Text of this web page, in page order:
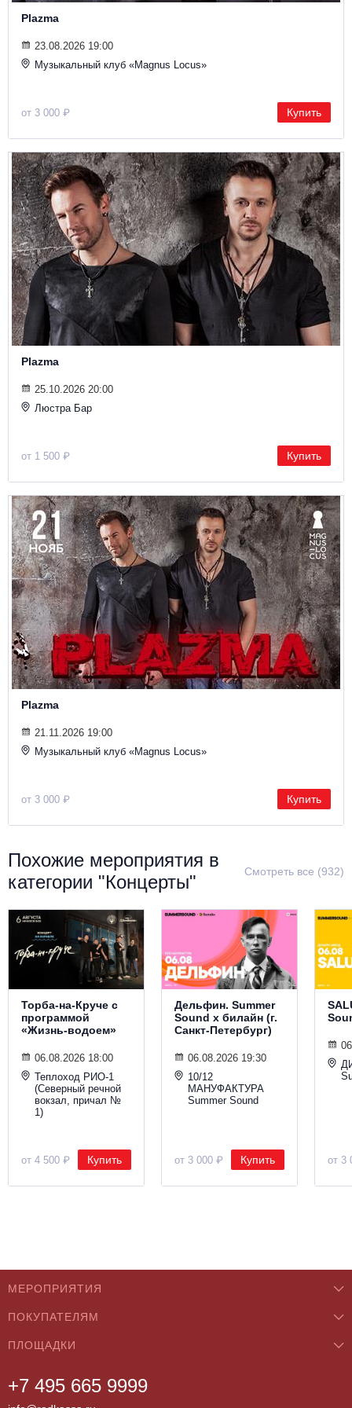
Plazma
23.08.2026 19:00
Музыкальный клуб «Magnus Locus»
от 3 000 ₽ Купить
Plazma
25.10.2026 20:00
Люстра Бар
от 1 500 ₽ Купить
Plazma
21.11.2026 19:00
Музыкальный клуб «Magnus Locus»
от 3 000 ₽ Купить
Похожие мероприятия в
категории "Концерты"
Смотреть все (932)
Торба-на-Круче с
программой
«Жизнь-водоем»
06.08.2026 18:00
Теплоход РИО-1
(Северный речной
вокзал, причал №
1)
от 4 500 ₽ Купить
Дельфин. Summer
Sound х билайн (г.
Санкт-Петербург)
06.08.2026 19:30
10/12
МАНУФАКТУРА
Summer Sound
от 3 000 ₽ Купить от 3
+7 495 665 9999
МЕРОПРИЯТИЯ
Концерты
Классика
Театры
ПОКУПАТЕЛЯМ
О нас
Как купить
ПЛОЩАДКИ
Бар/Ресторан/Кафе